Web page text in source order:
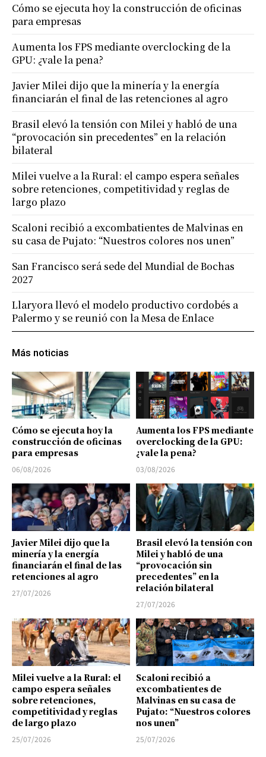
Más noticias
Cómo se ejecuta hoy la
construcción de oficinas
para empresas
06/08/2026
Aumenta los FPS mediante
overclocking de la GPU:
¿vale la pena?
03/08/2026
Javier Milei dijo que la
minería y la energía
financiarán el final de las
retenciones al agro
27/07/2026
Brasil elevó la tensión con
Milei y habló de una
“provocación sin
precedentes” en la
relación bilateral
27/07/2026
Milei vuelve a la Rural: el
campo espera señales
sobre retenciones,
competitividad y reglas
de largo plazo
25/07/2026
Scaloni recibió a
excombatientes de
Malvinas en su casa de
Pujato: “Nuestros colores
nos unen”
25/07/2026
Cómo se ejecuta hoy la construcción de oficinas
para empresas
Aumenta los FPS mediante overclocking de la
GPU: ¿vale la pena?
Javier Milei dijo que la minería y la energía
financiarán el final de las retenciones al agro
Brasil elevó la tensión con Milei y habló de una
“provocación sin precedentes” en la relación
bilateral
Milei vuelve a la Rural: el campo espera señales
sobre retenciones, competitividad y reglas de
largo plazo
Scaloni recibió a excombatientes de Malvinas en
su casa de Pujato: “Nuestros colores nos unen”
San Francisco será sede del Mundial de Bochas
2027
Llaryora llevó el modelo productivo cordobés a
Palermo y se reunió con la Mesa de Enlace